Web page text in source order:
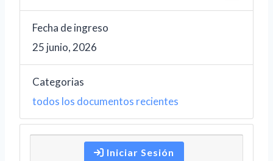
Fecha de ingreso
25 junio, 2026
Categorias
todos los documentos recientes
Iniciar Sesión